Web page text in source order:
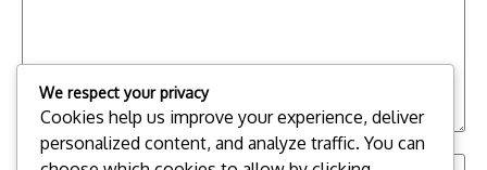
We respect your privacy
Cookies help us improve your experience, deliver
personalized content, and analyze traffic. You can